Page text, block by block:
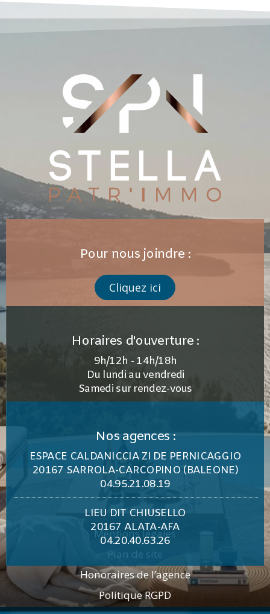
Pour nous joindre :
Cliquez ici
Horaires d'ouverture :
9h/12h - 14h/18h
Du lundi au vendredi
Samedi sur rendez-vous
Nos agences :
ESPACE CALDANICCIA ZI DE PERNICAGGIO
20167 SARROLA-CARCOPINO (BALEONE)
04.95.21.08.19
LIEU DIT CHIUSELLO
20167 ALATA-AFA
04.20.40.63.26
Mentions légales
Plan de site
Honoraires de l’agence
Politique RGPD